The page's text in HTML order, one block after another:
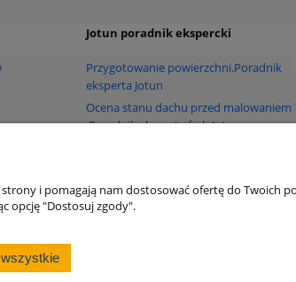
Jotun poradnik ekspercki
Przygotowanie powierzchni.Poradnik
eksperta Jotun
Ocena stanu dachu przed malowaniem
.Poradnik eksperta farb Jotun
Olicon Delta sp. z o.o. – farby Jotun
i pomagają nam dostosować ofertę do Twoich
opcję "Dostosuj zgody".